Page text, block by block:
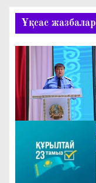
и
г
а
ц
Ұқсас жазбалар